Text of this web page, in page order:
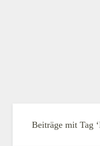
Beiträge mit Tag